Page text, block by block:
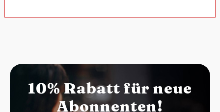
10% Rabatt für neue
Abonnenten!